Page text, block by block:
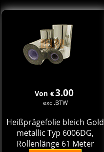
Von €3.00
excl.BTW
Heißprägefolie bleich Gold
metallic Typ 6006DG,
Rollenlänge 61 Meter